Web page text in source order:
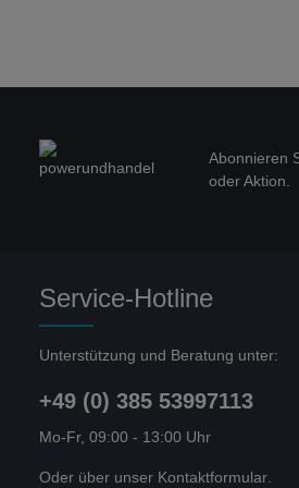
Abonnieren
oder Aktion.
Service-Hotline
Unterstützung und Beratung unter:
+49 (0) 385 53997113
Mo-Fr, 09:00 - 13:00 Uhr
Oder über unser Kontaktformular.